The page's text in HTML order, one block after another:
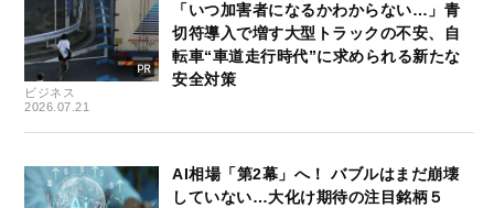
ビジネス
2026.07.21
「いつ加害者になるかわからない…」青
切符導入で増す大型トラックの不安、自
転車“車道走行時代”に求められる新たな
安全対策
AI相場「第2幕」へ！ バブルはまだ崩壊
していない…大化け期待の注目銘柄５